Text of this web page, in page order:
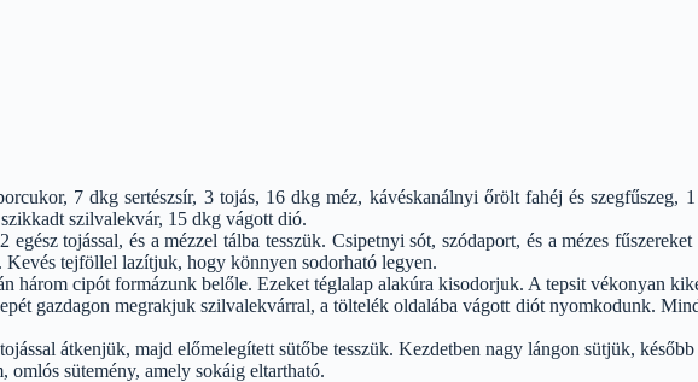
7 dkg sertészsír, 3 tojás, 16 dkg méz, kávéskanálnyi őrölt fahéj és szegfűszeg,
szilvalekvár, 15 dkg vágott dió.
egész tojással, és a mézzel tálba tesszük. Csipetnyi sót, szódaport, és a mézes
Kevés tejföllel lazítjuk, hogy könnyen sodorható legyen.
három cipót formázunk belőle. Ezeket téglalap alakúra kisodorjuk. A tepsit vékonyan
gazdagon megrakjuk szilvalekvárral, a töltelék oldalába vágott diót nyomkodunk.
átkenjük, majd előmelegített sütőbe tesszük. Kezdetben nagy lángon sütjük,
omlós sütemény, amely sokáig eltartható.